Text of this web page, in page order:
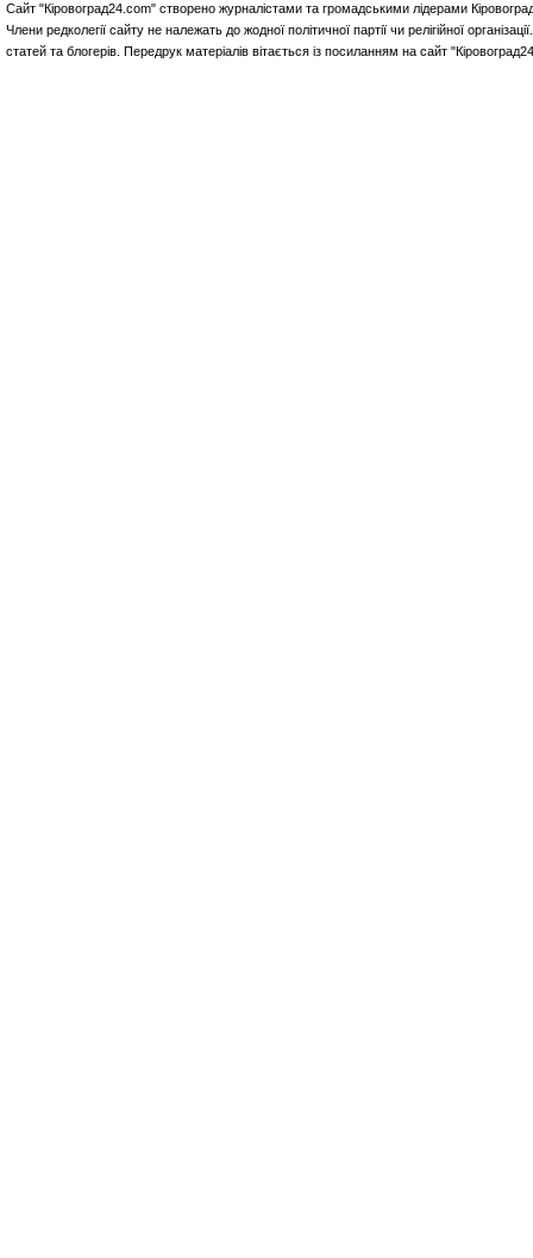
Сайт "Кіровоград24.com" створено журналістами та громадськими лідерами
Члени редколегії сайту не належать до жодної політичної партії чи релігійної
статей та блогерів. Передрук матеріалів вітається із посиланням на сайт